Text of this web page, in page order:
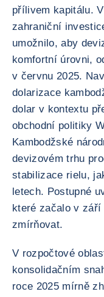
přílivem kapitálu.
zahraniční
umožnilo, aby
komfortní úrovni,
v červnu 2025.
dolarizace
dolar v kontextu
obchodní politiky
Kambodžské
devizovém trhu
stabilizace rielu,
letech. Postupné
které začalo v září
zmírňovat.
V rozpočtové
konsolidačním
roce 2025 mírně